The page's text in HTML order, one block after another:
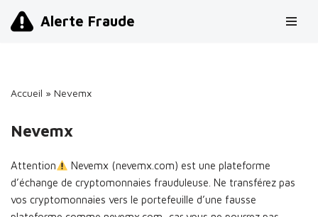
Alerte Fraude
Accueil » Nevemx
Nevemx
Attention
Nevemx (nevemx.com) est une plateforme
d’échange de cryptomonnaies frauduleuse. Ne transférez pas
vos cryptomonnaies vers le portefeuille d’une fausse